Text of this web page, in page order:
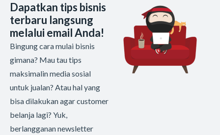
Dapatkan tips bisnis
terbaru langsung
melalui email Anda!
Bingung cara mulai bisnis
gimana? Mau tau tips
maksimalin media sosial
untuk jualan? Atau hal yang
bisa dilakukan agar customer
belanja lagi? Yuk,
berlangganan newsletter